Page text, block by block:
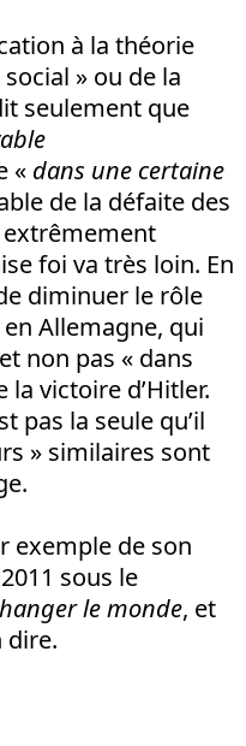
à la théorie
» ou de la
seulement que
« dans une certaine
de la défaite des
extrêmement
foi va très loin. En
diminuer le rôle
Allemagne, qui
non pas « dans
victoire d’Hitler.
pas la seule qu’il
» similaires sont
exemple de son
sous le
le monde, et
dire.